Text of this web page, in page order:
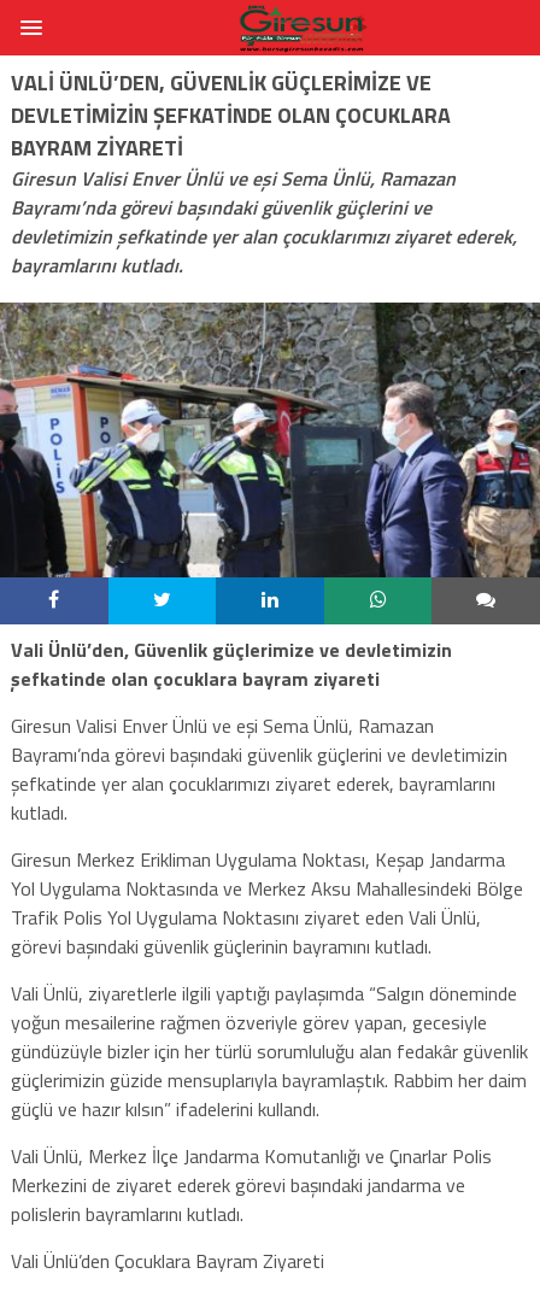
VALI ÜNLÜ’DEN, GÜVENLIK GÜÇLERIMIZE VE
DEVLETIMIZIN ŞEFKATINDE OLAN ÇOCUKLARA
BAYRAM ZIYARETI
Giresun Valisi Enver Ünlü ve eşi Sema Ünlü, Ramazan
Bayramı’nda görevi başındaki güvenlik güçlerini ve
devletimizin şefkatinde yer alan çocuklarımızı ziyaret ederek,
bayramlarını kutladı.
Vali Ünlü’den, Güvenlik güçlerimize ve devletimizin
şefkatinde olan çocuklara bayram ziyareti
Giresun Valisi Enver Ünlü ve eşi Sema Ünlü, Ramazan
Bayramı’nda görevi başındaki güvenlik güçlerini ve devletimizin
şefkatinde yer alan çocuklarımızı ziyaret ederek, bayramlarını
kutladı.
Giresun Merkez Erikliman Uygulama Noktası, Keşap Jandarma
Yol Uygulama Noktasında ve Merkez Aksu Mahallesindeki Bölge
Trafik Polis Yol Uygulama Noktasını ziyaret eden Vali Ünlü,
görevi başındaki güvenlik güçlerinin bayramını kutladı.
Vali Ünlü, ziyaretlerle ilgili yaptığı paylaşımda “Salgın döneminde
yoğun mesailerine rağmen özveriyle görev yapan, gecesiyle
gündüzüyle bizler için her türlü sorumluluğu alan fedakâr güvenlik
güçlerimizin güzide mensuplarıyla bayramlaştık. Rabbim her daim
güçlü ve hazır kılsın” ifadelerini kullandı.
Vali Ünlü, Merkez İlçe Jandarma Komutanlığı ve Çınarlar Polis
Merkezini de ziyaret ederek görevi başındaki jandarma ve
polislerin bayramlarını kutladı.
Vali Ünlü’den Çocuklara Bayram Ziyareti